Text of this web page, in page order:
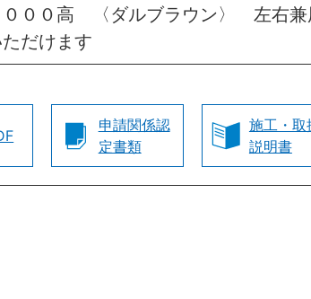
０高 〈ダルブラウン〉 左右
だけます
申請関係認
定書類
施工・取
説明書